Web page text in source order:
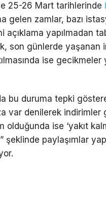
25-26 Mart tarihlerinde
gelen zamlar, bazı
açıklama yapılmadan
son günlerde yaşanan
ise gecikmeler
bu duruma tepki
var denilerek indirimler
olduğunda ise ‘yakıt
şeklinde paylaşımlar